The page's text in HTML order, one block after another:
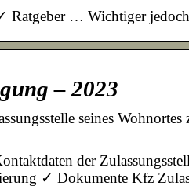
… Wichtiger
– 2023
seines
der
✓ Dokumente Kfz